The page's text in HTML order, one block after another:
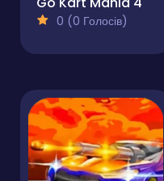
0 (0 Голосів)